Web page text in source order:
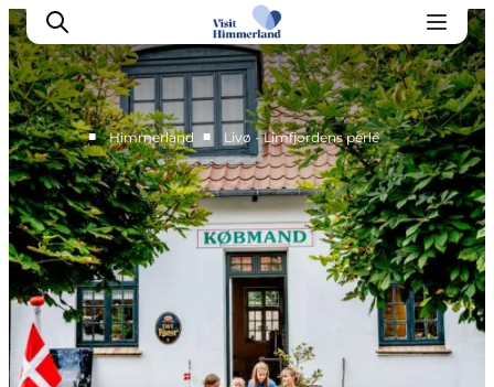
Oplev Himmerland
Udforsk naturen
Himmerlandsbyer
DET SKER
Planlæg din ferie
Book Oplevelser
Praktisk info
■ Himmerland ■ Livø - Limfjordens perle